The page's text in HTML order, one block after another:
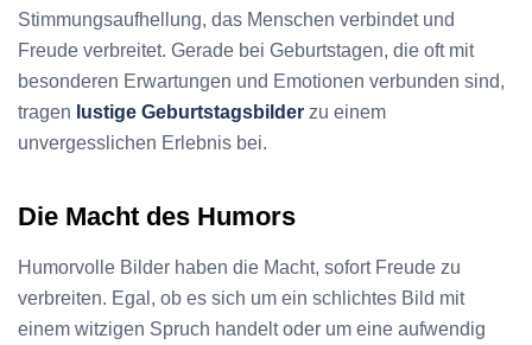
Stimmungsaufhellung, das Menschen verbindet und
Freude verbreitet. Gerade bei Geburtstagen, die oft mit
besonderen Erwartungen und Emotionen verbunden sind,
tragen lustige Geburtstagsbilder zu einem
unvergesslichen Erlebnis bei.
Die Macht des Humors
Humorvolle Bilder haben die Macht, sofort Freude zu
verbreiten. Egal, ob es sich um ein schlichtes Bild mit
einem witzigen Spruch handelt oder um eine aufwendig